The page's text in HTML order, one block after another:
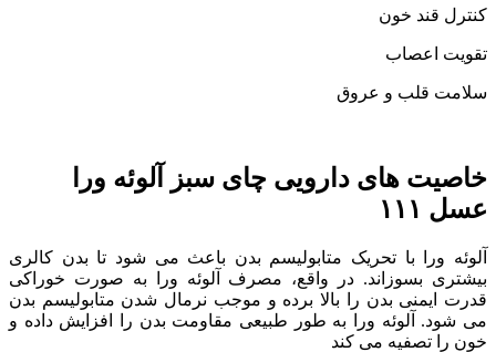
کنترل قند خون
تقویت اعصاب
سلامت قلب و عروق
خاصیت های دارویی چای سبز آلوئه ورا
عسل ۱۱۱
آلوئه ورا با تحریک متابولیسم بدن باعث می شود تا بدن کالری
بیشتری بسوزاند. در واقع، مصرف آلوئه ورا به صورت خوراکی
قدرت ایمنی بدن را بالا برده و موجب نرمال شدن متابولیسم بدن
می شود. آلوئه ورا به طور طبیعی مقاومت بدن را افزایش داده و
خون را تصفیه می کند